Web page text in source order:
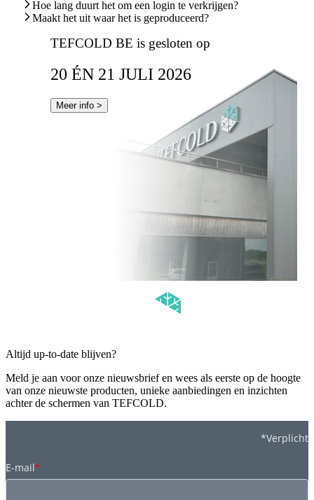
Hoe lang duurt het om een login te verkrijgen?
Maakt het uit waar het is geproduceerd?
TEFCOLD BE is gesloten op
20 ÉN 21 JULI 2026
Meer info >
Altijd up-to-date blijven?
Meld je aan voor onze nieuwsbrief en wees als eerste op de hoogte
van onze nieuwste producten, unieke aanbiedingen en inzichten
achter de schermen van TEFCOLD.
*Verplicht
E-mail*